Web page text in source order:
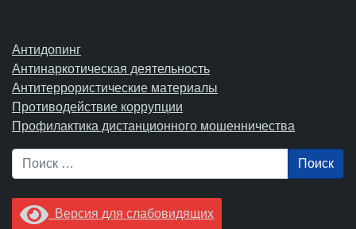
Антидопинг
Антинаркотическая деятельность
Антитеррористические материалы
Противодействие коррупции
Профилактика дистанционного мошенничества
Поиск
Версия для слабовидящих